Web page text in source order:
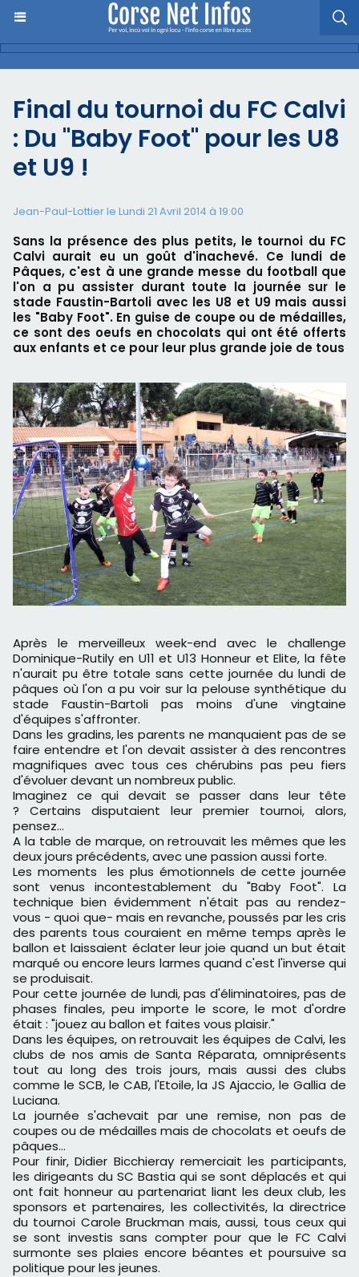
Final du tournoi du FC Calvi
: Du "Baby Foot" pour les U8
et U9 !
Jean-Paul-Lottier le Lundi 21 Avril 2014 à 19:00
Sans la présence des plus petits, le tournoi du FC
Calvi aurait eu un goût d'inachevé. Ce lundi de
Pâques, c'est à une grande messe du football que
l'on a pu assister durant toute la journée sur le
stade Faustin-Bartoli avec les U8 et U9 mais aussi
les "Baby Foot". En guise de coupe ou de médailles,
ce sont des oeufs en chocolats qui ont été offerts
aux enfants et ce pour leur plus grande joie de tous
Après le merveilleux week-end avec le challenge
Dominique-Rutily en U11 et U13 Honneur et Elite, la fête
n'aurait pu être totale sans cette journée du lundi de
pâques où l'on a pu voir sur la pelouse synthétique du
stade Faustin-Bartoli pas moins d'une vingtaine
d'équipes s'affronter.
Dans les gradins, les parents ne manquaient pas de se
faire entendre et l'on devait assister à des rencontres
magnifiques avec tous ces chérubins pas peu fiers
d'évoluer devant un nombreux public.
Imaginez ce qui devait se passer dans leur tête
? Certains disputaient leur premier tournoi, alors,
pensez…
A la table de marque, on retrouvait les mêmes que les
deux jours précédents, avec une passion aussi forte.
Les moments les plus émotionnels de cette journée
sont venus incontestablement du "Baby Foot". La
technique bien évidemment n'était pas au rendez-
vous - quoi que- mais en revanche, poussés par les cris
des parents tous couraient en même temps après le
ballon et laissaient éclater leur joie quand un but était
marqué ou encore leurs larmes quand c'est l'inverse qui
se produisait.
Pour cette journée de lundi, pas d'éliminatoires, pas de
phases finales, peu importe le score, le mot d'ordre
était : "jouez au ballon et faites vous plaisir."
Dans les équipes, on retrouvait les équipes de Calvi, les
clubs de nos amis de Santa Réparata, omniprésents
tout au long des trois jours, mais aussi des clubs
comme le SCB, le CAB, l'Etoile, la JS Ajaccio, le Gallia de
Luciana.
La journée s'achevait par une remise, non pas de
coupes ou de médailles mais de chocolats et oeufs de
pâques…
Pour finir, Didier Bicchieray remerciait les participants,
les dirigeants du SC Bastia qui se sont déplacés et qui
ont fait honneur au partenariat liant les deux club, les
sponsors et partenaires, les collectivités, la directrice
du tournoi Carole Bruckman mais, aussi, tous ceux qui
se sont investis sans compter pour que le FC Calvi
surmonte ses plaies encore béantes et poursuive sa
politique pour les jeunes.